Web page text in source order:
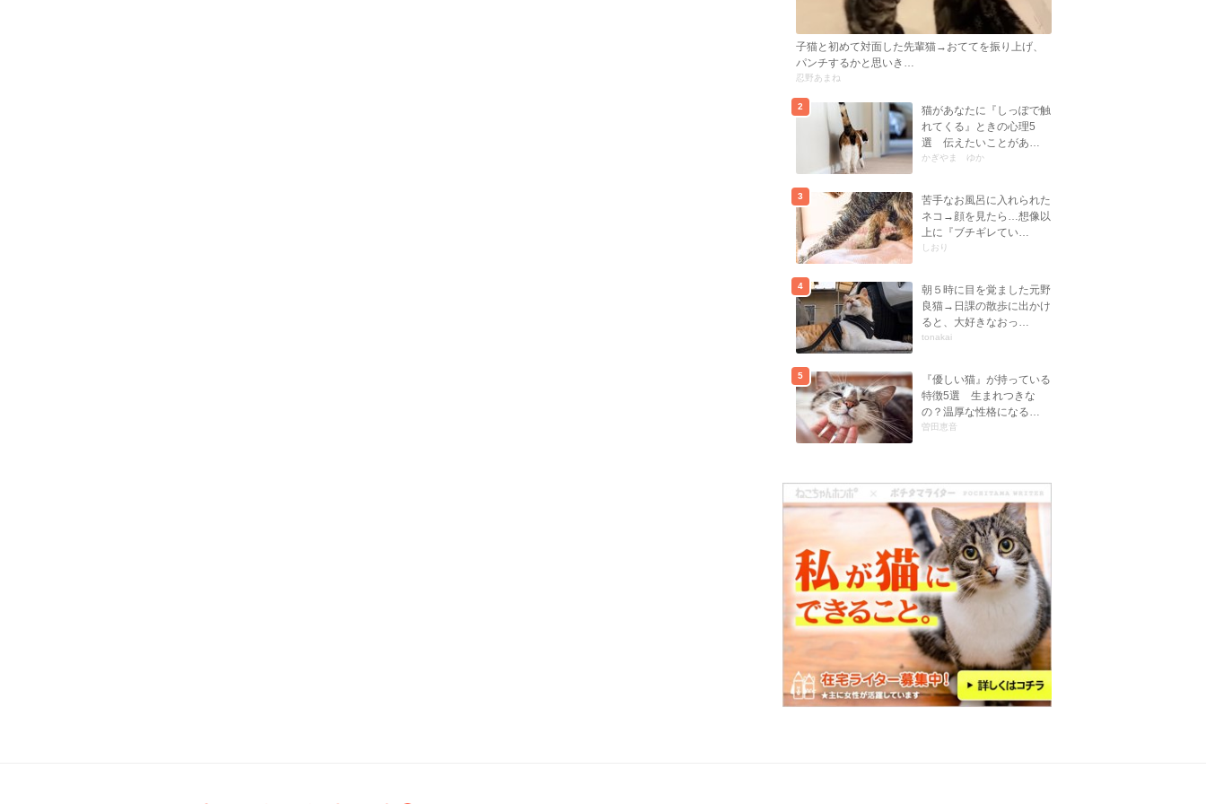
子猫と初めて対面した先輩猫→おててを振り上げ、
パンチするかと思いき…
忍野あまね
2
猫があなたに『しっぽで触
れてくる』ときの心理5
選 伝えたいことがあ…
かぎやま ゆか
3
苦手なお風呂に入れられた
ネコ→顔を見たら…想像以
上に『ブチギレてい…
しおり
4
朝５時に目を覚ました元野
良猫→日課の散歩に出かけ
ると、大好きなおっ…
tonakai
5
『優しい猫』が持っている
特徴5選 生まれつきな
の？温厚な性格になる…
曽田恵音